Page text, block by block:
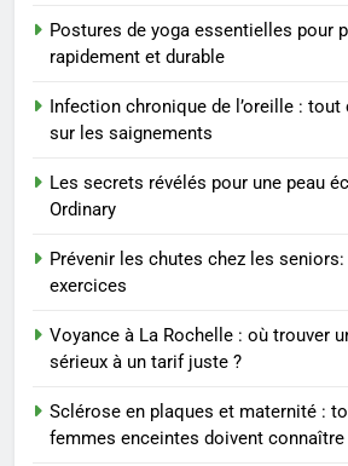
BIEN ÊTRE
Sclérose en
maternité : tout
femmes
SANTÉ
ENTREPRISE
2
Maigrir
Postures de yoga essentielles pour
rapidement et durable
Infection chronique de l’oreille : tout
sur les saignements
Les secrets révélés pour une peau
Ordinary
Prévenir les chutes chez les
exercices
Voyance à La Rochelle : où trouver
sérieux à un tarif juste ?
Sclérose en plaques et maternité :
femmes enceintes doivent connaître